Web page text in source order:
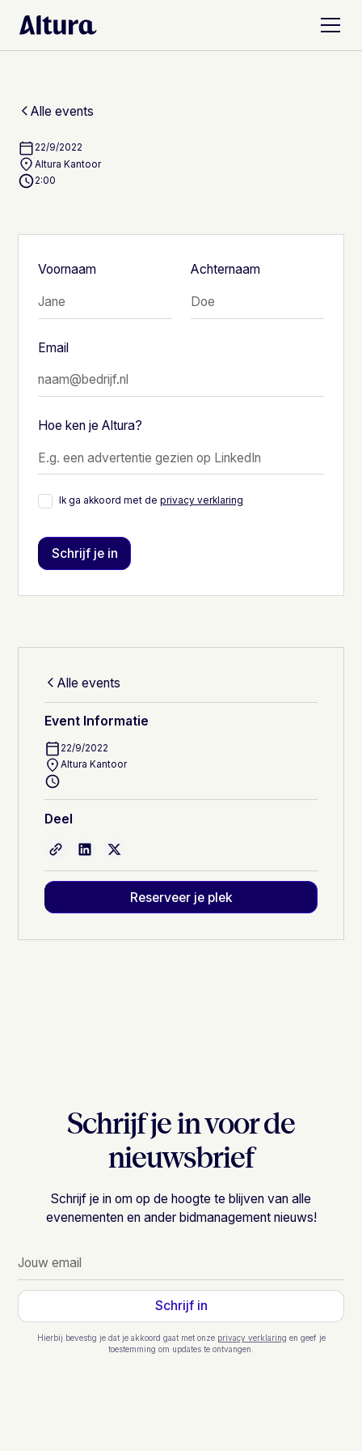
Alle events
22/9/2022
Altura Kantoor
2:00
Voornaam Achternaam
Email
Hoe ken je Altura?
Ik ga akkoord met de privacy verklaring
Alle events
Event Informatie
22/9/2022
Altura Kantoor
Deel
Reserveer je plek
Schrijf je in voor de
nieuwsbrief
Schrijf je in om op de hoogte te blijven van alle
evenementen en ander bidmanagement nieuws!
Hierbij bevestig je dat je akkoord gaat met onze privacy verklaring en geef je
toestemming om updates te ontvangen.